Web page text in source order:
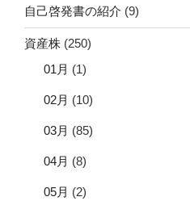
自己啓発書の紹介 (9)
資産株 (250)
01月 (1)
02月 (10)
03月 (85)
04月 (8)
05月 (2)